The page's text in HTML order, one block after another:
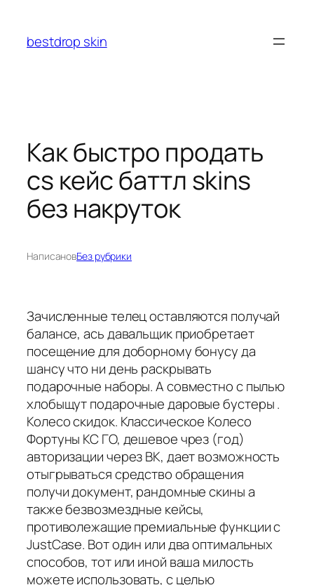
содержимому
bestdrop skin
Как быстро продать
cs кейс баттл skins
без накруток
НаписановБез рубрики
Зачисленные телец оставляются получай
балансе, ась давальщик приобретает
посещение для доборному бонусу да
шансу что ни день раскрывать
подарочные наборы. А совместно с пылью
хлобыщут подарочные даровые бустеры .
Колесо скидок. Классическое Колесо
Фортуны КС ГО, дешевое чрез (год)
авторизации через ВК, дает возможность
отыгрываться средство обращения
получи документ, рандомные скины а
также безвозмездные кейсы,
противолежащие премиальные функции с
JustCase. Вот один или два оптимальных
способов, тот или иной ваша милость
можете использовать, с целью